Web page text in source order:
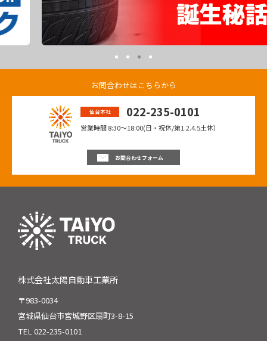
お問合わせはこちらから
仙台本社 022-235-0101
営業時間 8:30〜18:00(日・祝休/第1.2.4.5土休）
お問合わせフォーム
株式会社太陽自動車工業所
〒983-0034
宮城県仙台市宮城野区扇町3-8-15
TEL 022-235-0101